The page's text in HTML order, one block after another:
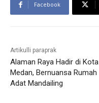
Facebook
Artikulli paraprak
Alaman Raya Hadir di Kota
Medan, Bernuansa Rumah
Adat Mandailing